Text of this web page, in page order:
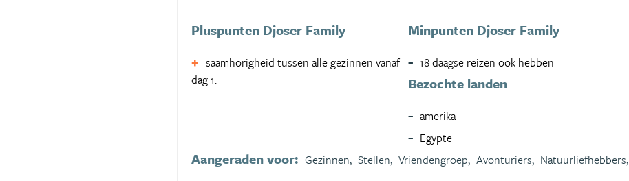
Pluspunten Djoser Family
saamhorigheid tussen alle gezinnen vanaf
dag 1.
Minpunten Djoser Family
18 daagse reizen ook hebben
Bezochte landen
amerika
Egypte
Aangeraden voor: Gezinnen, Stellen, Vriendengroep, Avonturiers, Natuurliefhebbers,